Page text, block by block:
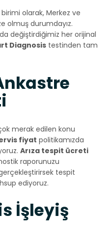
birimi olarak, Merkez ve
olmuş durumdayız.
değiştirdiğimiz her orijinal
Diagnosis testinden tam
merak edilen konu
fiyat politikamızda
Arıza tespit ücreti
raporunuzu
gerçekleştirirsek tespit
ediyoruz.
İşleyiş